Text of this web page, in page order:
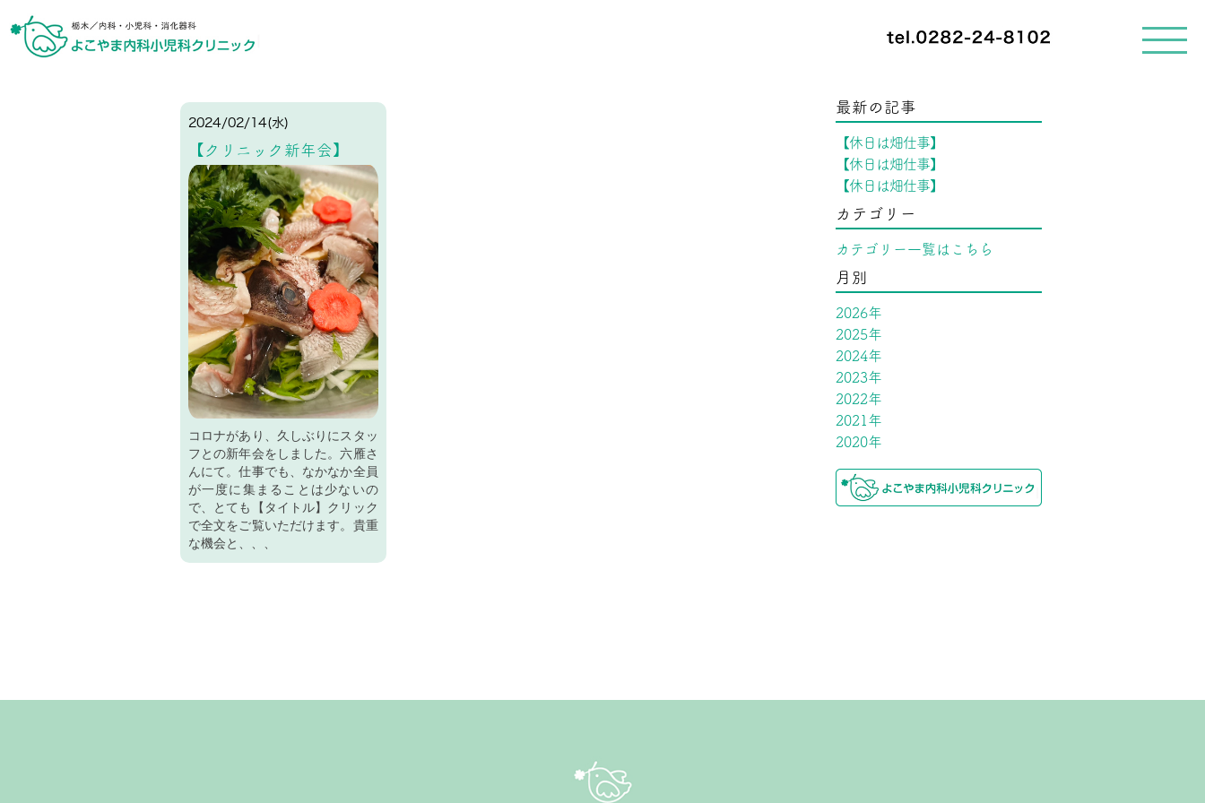
メ
ニ
ュ
2024/02/14(水)
【クリニック新年会】
コロナがあり、久しぶりにスタッ
フとの新年会をしました。六雁さ
んにて。仕事でも、なかなか全員
が一度に集まることは少ないの
で、とても【タイトル】クリック
で全文をご覧いただけます。貴重
な機会と、、、
最新の記事
【休日は畑仕事】
【休日は畑仕事】
【休日は畑仕事】
カテゴリー
カテゴリー一覧はこちら
月別
2026年
2025年
2024年
2023年
2022年
2021年
2020年